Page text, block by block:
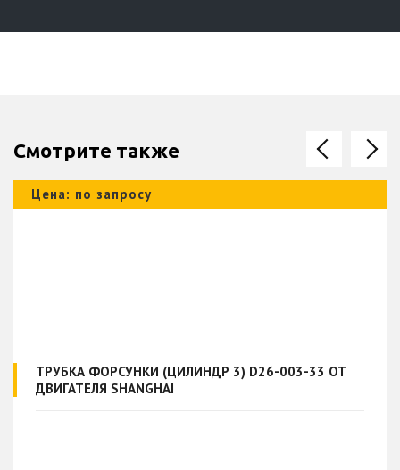
Смотрите также
Цена: по запросу
ТРУБКА ФОРСУНКИ (ЦИЛИНДР 3) D26-003-33 ОТ
ДВИГАТЕЛЯ SHANGHAI